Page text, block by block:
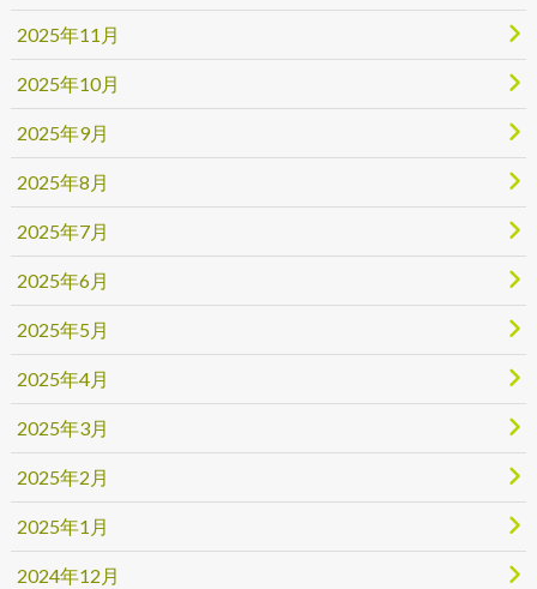
2025年11月
2025年10月
2025年9月
2025年8月
2025年7月
2025年6月
2025年5月
2025年4月
2025年3月
2025年2月
2025年1月
2024年12月